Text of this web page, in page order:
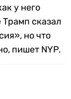
у него
сказал
но что
пишет NYP.